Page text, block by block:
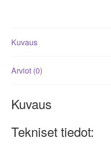
Kuvaus
Arviot (0)
Kuvaus
Tekniset tiedot: